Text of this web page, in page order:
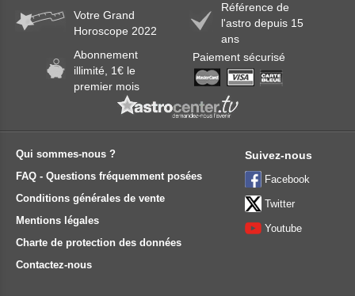
Votre Grand
Horoscope 2022
Référence de
l'astro depuis 15
ans
Abonnement
illimité, 1€ le
premier mois
Paiement sécurisé
Qui sommes-nous ?
FAQ - Questions fréquemment posées
Conditions générales de vente
Mentions légales
Charte de protection des données
Contactez-nous
Suivez-nous
Facebook
Twitter
Youtube